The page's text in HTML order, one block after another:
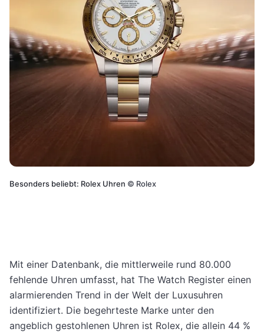
Besonders beliebt: Rolex Uhren © Rolex
Mit einer Datenbank, die mittlerweile rund 80.000
fehlende Uhren umfasst, hat The Watch Register einen
alarmierenden Trend in der Welt der Luxusuhren
identifiziert. Die begehrteste Marke unter den
angeblich gestohlenen Uhren ist Rolex, die allein 44 %